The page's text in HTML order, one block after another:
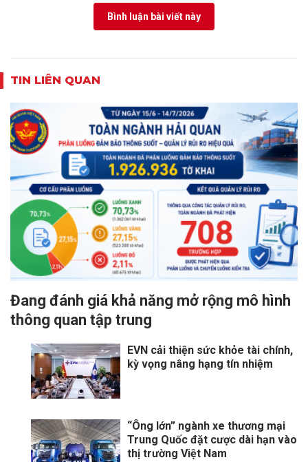
Bình luận bài viết này
TIN LIÊN QUAN
Đang đánh giá khả năng mở rộng mô hình
thông quan tập trung
EVN cải thiện sức khỏe tài chính,
kỳ vọng nâng hạng tín nhiệm
“Ông lớn” ngành xe thương mại
Trung Quốc đặt cược dài hạn vào
thị trường Việt Nam